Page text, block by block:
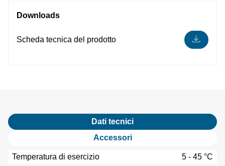
Downloads
Scheda tecnica del prodotto
Dati tecnici
Accessori
Temperatura di esercizio 5 - 45 °C